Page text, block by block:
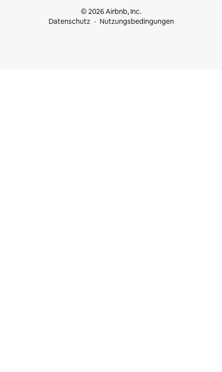
© 2026 Airbnb, Inc.
Datenschutz
Nutzungsbedingungen